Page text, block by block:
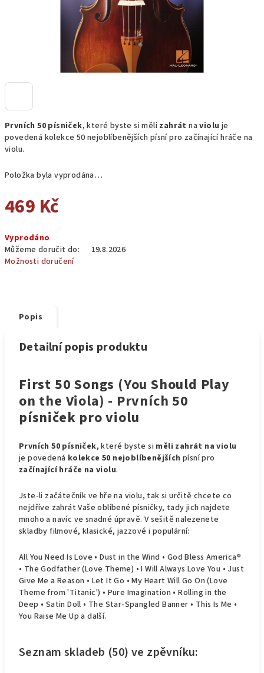
Prvních 50 písniček, které byste si měli zahrát naviolu je
povedená kolekce 50 nejoblíbenějších písní pro začínající hráče na
violu.
Položka byla vyprodána…
469 Kč
cena:
Vyprodáno
Můžeme doručit do:
19.8.2026
Možnosti doručení
Popis
Detailní popis produktu
First 50 Songs (You Should Play
on the Viola) - Prvních 50
písniček pro violu
Prvních 50 písniček, které byste si měli zahrát na violu
je povedená kolekce 50 nejoblíbenějších písní pro
začínající hráče na violu.
Jste-li začátečník ve hře na violu, tak si určitě chcete co
nejdříve zahrát Vaše oblíbené písničky, tady jich najdete
mnoho a navíc ve snadné úpravě. V sešitě nalezenete
skladby filmové, klasické, jazzové i populární:
All You Need Is Love • Dust in the Wind • God Bless America®
• The Godfather (Love Theme) • I Will Always Love You • Just
Give Me a Reason • Let It Go • My Heart Will Go On (Love
Theme from 'Titanic') • Pure Imagination • Rolling in the
Deep • Satin Doll • The Star-Spangled Banner • This Is Me •
You Raise Me Up a další.
Seznam skladeb (50) ve zpěvníku: